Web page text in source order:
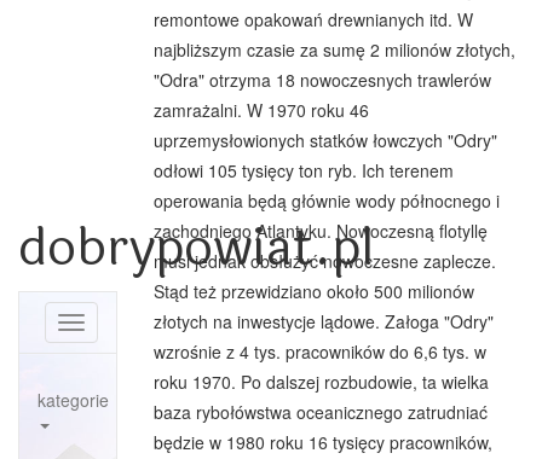
dobrypowiat.pl
Toggle
navigation
kategorie
remontowe opakowań drewnianych itd. W
najbliższym czasie za sumę 2 milionów złotych,
"Odra" otrzyma 18 nowoczesnych trawlerów
zamrażalni. W 1970 roku 46
uprzemysłowionych statków łowczych "Odry"
odłowi 105 tysięcy ton ryb. Ich terenem
operowania będą głównie wody północnego i
zachodniego Atlantyku. Nowoczesną flotyllę
musi jednak obsłużyć nowoczesne zaplecze.
Stąd też przewidziano około 500 milionów
złotych na inwestycje lądowe. Załoga "Odry"
wzrośnie z 4 tys. pracowników do 6,6 tys. w
roku 1970. Po dalszej rozbudowie, ta wielka
baza rybołówstwa oceanicznego zatrudniać
będzie w 1980 roku 16 tysięcy pracowników,